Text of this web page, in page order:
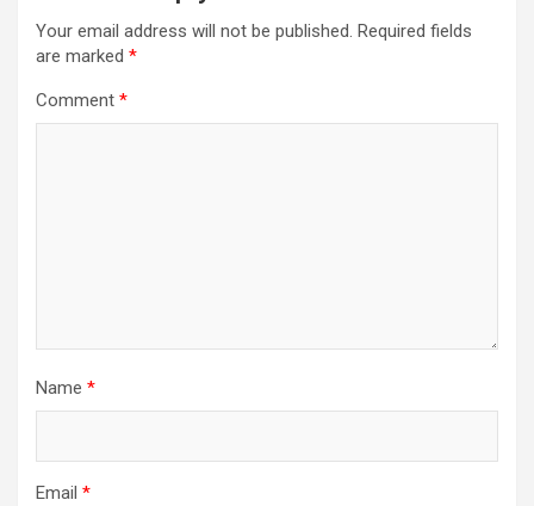
Your email address will not be published. Required fields
are marked *
Comment *
Name *
Email *